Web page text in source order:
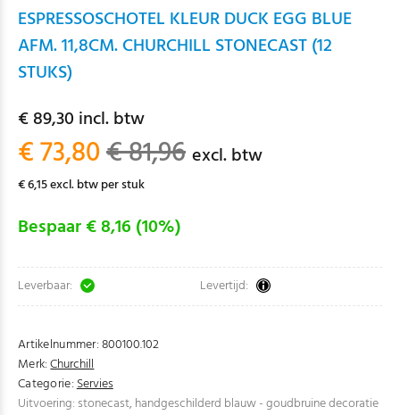
ESPRESSOSCHOTEL KLEUR DUCK EGG BLUE
AFM. 11,8CM. CHURCHILL STONECAST (12
STUKS)
€ 89,30 incl. btw
€ 73,80€ 81,96 excl. btw
€ 6,15 excl. btw per stuk
Bespaar € 8,16 (10%)
Leverbaar: Levertijd:
Artikelnummer:800100.102
Merk:Churchill
Categorie:Servies
Uitvoering: stonecast, handgeschilderd blauw - goudbruine decoratie